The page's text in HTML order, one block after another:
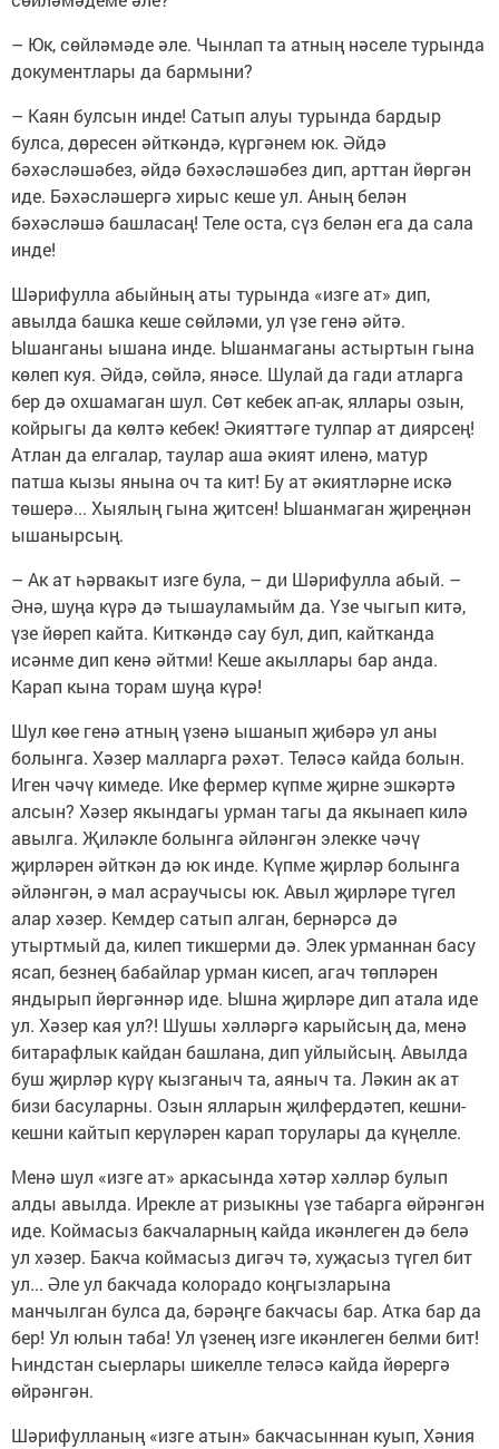
– Юк, сөйләмәде әле. Чынлап та атның нәселе турында
документлары да бармыни?
– Каян булсын инде! Сатып алуы турында бардыр
булса, дөресен әйткәндә, күргәнем юк. Әйдә
бәхәсләшәбез, әйдә бәхәсләшәбез дип, арттан йөргән
иде. Бәхәсләшергә хирыс кеше ул. Аның белән
бәхәсләшә башласаң! Теле оста, сүз белән ега да сала
инде!
Шәрифулла абыйның аты турында «изге ат» дип,
авылда башка кеше сөйләми, ул үзе генә әйтә.
Ышанганы ышана инде. Ышанмаганы астыртын гына
көлеп куя. Әйдә, сөйлә, янәсе. Шулай да гади атларга
бер дә охшамаган шул. Сөт кебек ап-ак, яллары озын,
койрыгы да көлтә кебек! Әкияттәге тулпар ат диярсең!
Атлан да елгалар, таулар аша әкият иленә, матур
патша кызы янына оч та кит! Бу ат әкиятләрне искә
төшерә... Хыялың гына җитсен! Ышанмаган җиреңнән
ышанырсың.
– Ак ат һәрвакыт изге була, – ди Шәрифулла абый. –
Әнә, шуңа күрә дә тышауламыйм да. Үзе чыгып китә,
үзе йөреп кайта. Киткәндә сау бул, дип, кайтканда
исәнме дип кенә әйтми! Кеше акыллары бар анда.
Карап кына торам шуңа күрә!
Шул көе генә атның үзенә ышанып җибәрә ул аны
болынга. Хәзер малларга рәхәт. Теләсә кайда болын.
Иген чәчү кимеде. Ике фермер күпме җирне эшкәртә
алсын? Хәзер якындагы урман тагы да якынаеп килә
авылга. Җиләкле болынга әйләнгән элекке чәчү
җирләрен әйткән дә юк инде. Күпме җирләр болынга
әйләнгән, ә мал асраучысы юк. Авыл җирләре түгел
алар хәзер. Кемдер сатып алган, бернәрсә дә
утыртмый да, килеп тикшерми дә. Элек урманнан басу
ясап, безнең бабайлар урман кисеп, агач төпләрен
яндырып йөргәннәр иде. Ышна җирләре дип атала иде
ул. Хәзер кая ул?! Шушы хәлләргә карыйсың да, менә
битарафлык кайдан башлана, дип уйлыйсың. Авылда
буш җирләр күрү кызганыч та, аяныч та. Ләкин ак ат
бизи басуларны. Озын ялларын җилфердәтеп, кешни-
кешни кайтып керүләрен карап торулары да күңелле.
Менә шул «изге ат» аркасында хәтәр хәлләр булып
алды авылда. Ирекле ат ризыкны үзе табарга өйрәнгән
иде. Коймасыз бакчаларның кайда икәнлеген дә белә
ул хәзер. Бакча коймасыз дигәч тә, хуҗасыз түгел бит
ул... Әле ул бакчада колорадо коңгызларына
манчылган булса да, бәрәңге бакчасы бар. Атка бар да
бер! Ул юлын таба! Ул үзенең изге икәнлеген белми бит!
Һиндстан сыерлары шикелле теләсә кайда йөрергә
өйрәнгән.
Шәрифулланың «изге атын» бакчасыннан куып, Хәния